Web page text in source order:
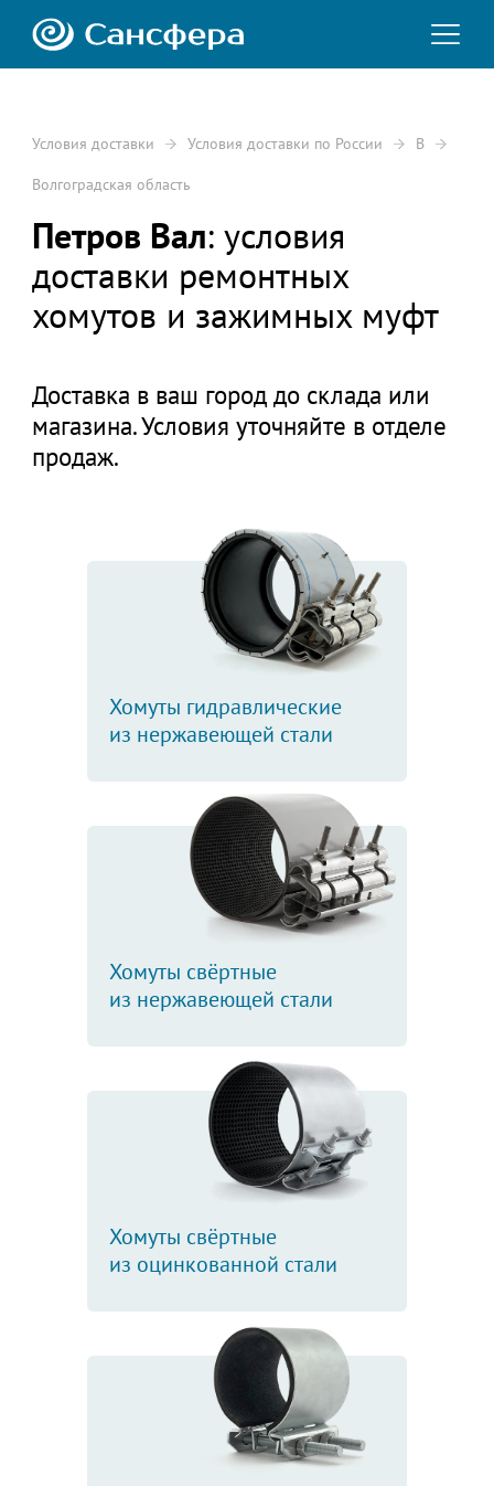
Условия доставки Условия доставки по России В
Волгоградская область
Петров Вал: условия
доставки ремонтных
хомутов и зажимных муфт
Доставка в ваш город до склада или
магазина. Условия уточняйте в отделе
продаж.
Хомуты гидравлические
из нержавеющей стали
Хомуты свёртные
из нержавеющей стали
Хомуты свёртные
из оцинкованной стали